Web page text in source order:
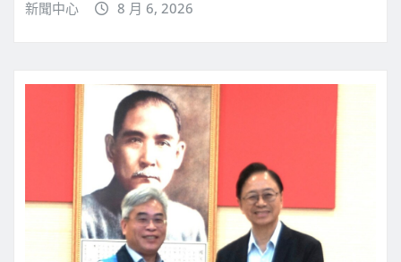
新聞中心 8 月 6, 2026